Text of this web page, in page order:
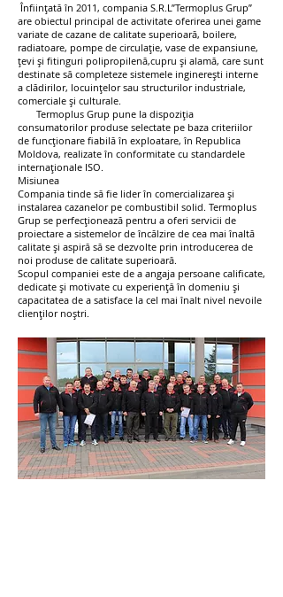
Înființată în 2011, compania S.R.L”Termoplus Grup”
are obiectul principal de activitate oferirea unei game
variate de cazane de calitate superioară, boilere,
radiatoare, pompe de circulație, vase de expansiune,
țevi și fitinguri polipropilenă,cupru și alamă, care sunt
destinate să completeze sistemele inginerești interne
a clădirilor, locuințelor sau structurilor industriale,
comerciale și culturale.
Termoplus Grup pune la dispoziția
consumatorilor produse selectate pe baza criteriilor
de funcționare fiabilă în exploatare, în Republica
Moldova, realizate în conformitate cu standardele
internaționale ISO.
Misiunea
Compania tinde să fie lider în comercializarea și
instalarea cazanelor pe combustibil solid. Termoplus
Grup se perfecționează pentru a oferi servicii de
proiectare a sistemelor de încălzire de cea mai înaltă
calitate și aspiră să se dezvolte prin introducerea de
noi produse de calitate superioară.
Scopul companiei este de a angaja persoane calificate,
dedicate și motivate cu experiență în domeniu și
capacitatea de a satisface la cel mai înalt nivel nevoile
clienților noștri.